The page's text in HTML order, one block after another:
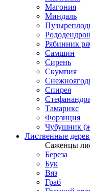
Магония
Миндаль
Рододендрон
Рябинник
Самшин
Сирень
Скумпия
Спирея
Стефанандра
Тамарикс
Форзиция
Чубушник
Лиственные
Саженцы
Береза
Бук
Вяз
Граб